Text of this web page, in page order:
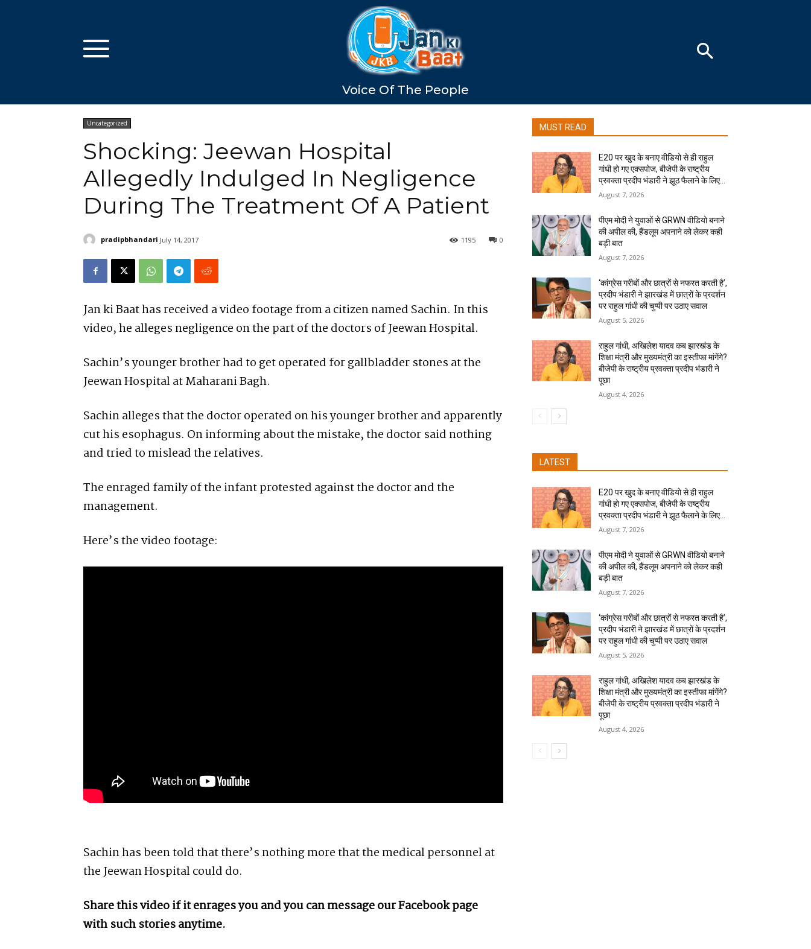
Voice Of The People
Uncategorized
Shocking: Jeewan Hospital
Allegedly Indulged In Negligence
During The Treatment Of A Patient
pradipbhandari July 14, 2017 0
1195
Jan ki Baat has received a video footage from a citizen named Sachin. In this
video, he alleges negligence on the part of the doctors of Jeewan Hospital.
Sachin’s younger brother had to get operated for gallbladder stones at the
Jeewan Hospital at Maharani Bagh.
Sachin alleges that the doctor operated on his younger brother and apparently
cut his esophagus. On informing about the mistake, the doctor said nothing
and tried to mislead the relatives.
The enraged family of the infant protested against the doctor and the
management.
Here’s the video footage:
Sachin has been told that there’s nothing more that the medical personnel at
the Jeewan Hospital could do.
Share this video if it enrages you and you can message our Facebook page
with such stories anytime.
MUST READ
E20 पर खुद के बनाए वीडियो से ही राहुल
गांधी हो गए एक्सपोज, बीजेपी के राष्ट्रीय
प्रवक्ता प्रदीप भंडारी ने झूठ फैलाने के लिए...
August 7, 2026
पीएम मोदी ने युवाओं से GRWN वीडियो बनाने
की अपील की, हैंडलूम अपनाने को लेकर कही
बड़ी बात
August 7, 2026
‘कांग्रेस गरीबों और छात्रों से नफरत करती है’,
प्रदीप भंडारी ने झारखंड में छात्रों के प्रदर्शन
पर राहुल गांधी की चुप्पी पर उठाए सवाल
August 5, 2026
राहुल गांधी, अखिलेश यादव कब झारखंड के
शिक्षा मंत्री और मुख्यमंत्री का इस्तीफा मांगेंगे?
बीजेपी के राष्ट्रीय प्रवक्ता प्रदीप भंडारी ने
पूछा
August 4, 2026
LATEST
E20 पर खुद के बनाए वीडियो से ही राहुल
गांधी हो गए एक्सपोज, बीजेपी के राष्ट्रीय
प्रवक्ता प्रदीप भंडारी ने झूठ फैलाने के लिए...
August 7, 2026
पीएम मोदी ने युवाओं से GRWN वीडियो बनाने
की अपील की, हैंडलूम अपनाने को लेकर कही
बड़ी बात
August 7, 2026
‘कांग्रेस गरीबों और छात्रों से नफरत करती है’,
प्रदीप भंडारी ने झारखंड में छात्रों के प्रदर्शन
पर राहुल गांधी की चुप्पी पर उठाए सवाल
August 5, 2026
राहुल गांधी, अखिलेश यादव कब झारखंड के
शिक्षा मंत्री और मुख्यमंत्री का इस्तीफा मांगेंगे?
बीजेपी के राष्ट्रीय प्रवक्ता प्रदीप भंडारी ने
पूछा
August 4, 2026